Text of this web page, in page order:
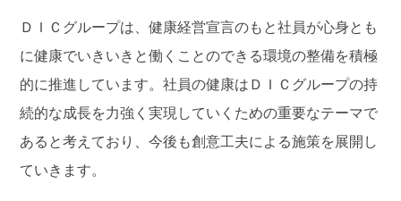
ＤＩＣグループは、健康経営宣言のもと社員が心身とも
に健康でいきいきと働くことのできる環境の整備を積極
的に推進しています。社員の健康はＤＩＣグループの持
続的な成長を力強く実現していくための重要なテーマで
あると考えており、今後も創意工夫による施策を展開し
ていきます。